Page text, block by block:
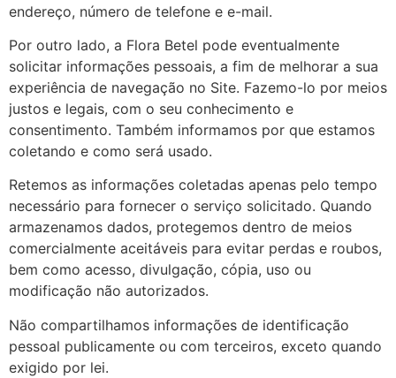
endereço, número de telefone e e-mail.
Por outro lado, a Flora Betel pode eventualmente
solicitar informações pessoais, a fim de melhorar a sua
experiência de navegação no Site. Fazemo-lo por meios
justos e legais, com o seu conhecimento e
consentimento. Também informamos por que estamos
coletando e como será usado.
Retemos as informações coletadas apenas pelo tempo
necessário para fornecer o serviço solicitado. Quando
armazenamos dados, protegemos dentro de meios
comercialmente aceitáveis ​​para evitar perdas e roubos,
bem como acesso, divulgação, cópia, uso ou
modificação não autorizados.
Não compartilhamos informações de identificação
pessoal publicamente ou com terceiros, exceto quando
exigido por lei.